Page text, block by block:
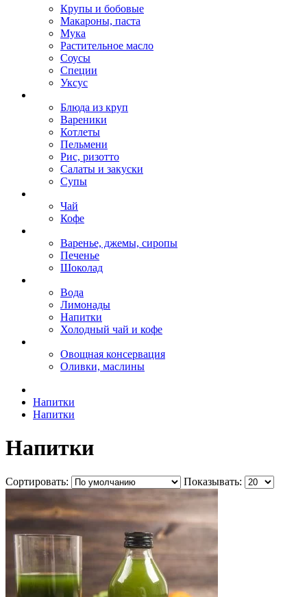
Крупы и бобовые
Макароны, паста
Мука
Растительное масло
Соусы
Специи
Уксус
Блюда из круп
Вареники
Котлеты
Пельмени
Рис, ризотто
Салаты и закуски
Супы
Чай
Кофе
Варенье, джемы, сиропы
Печенье
Шоколад
Вода
Лимонады
Напитки
Холодный чай и кофе
Овощная консервация
Оливки, маслины
Напитки
Напитки
Напитки
Сортировать: Показывать: